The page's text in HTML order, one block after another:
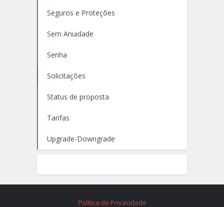
Seguros e Proteções
Sem Anuidade
Senha
Solicitações
Status de proposta
Tarifas
Upgrade-Downgrade
Política de Privacidade